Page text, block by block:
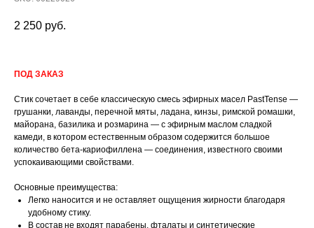
2 250 руб.
ПОД ЗАКАЗ
Стик сочетает в себе классическую смесь эфирных масел PastTense —
грушанки, лаванды, перечной мяты, ладана, кинзы, римской ромашки,
майорана, базилика и розмарина — с эфирным маслом сладкой
камеди, в котором естественным образом содержится большое
количество бета-кариофиллена — соединения, известного своими
успокаивающими свойствами.
Основные преимущества:
Легко наносится и не оставляет ощущения жирности благодаря
удобному стику.
В состав не входят парабены, фталаты и синтетические